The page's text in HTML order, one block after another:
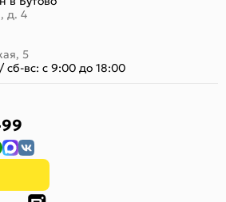
д. 4
5
/сб-вс: с 9:00 до 18:00